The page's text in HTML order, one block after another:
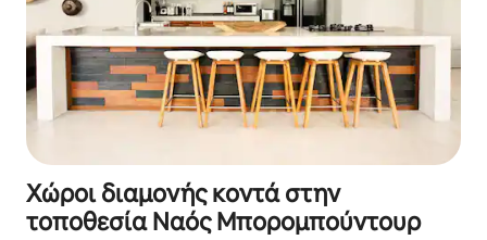
Χώροι διαμονής κοντά στην
τοποθεσία Ναός Μπορομπούντουρ